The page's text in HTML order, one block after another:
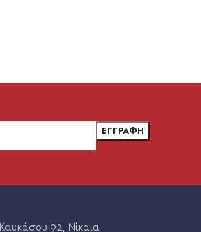
Καυκάσου 92, Νίκαια